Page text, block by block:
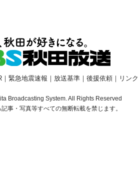
｜ 緊急地震速報 ｜ 放送基準｜ 後援依頼｜ リンク
Broadcasting System. All Rights Reserved
事・写真等すべての無断転載を禁じます。